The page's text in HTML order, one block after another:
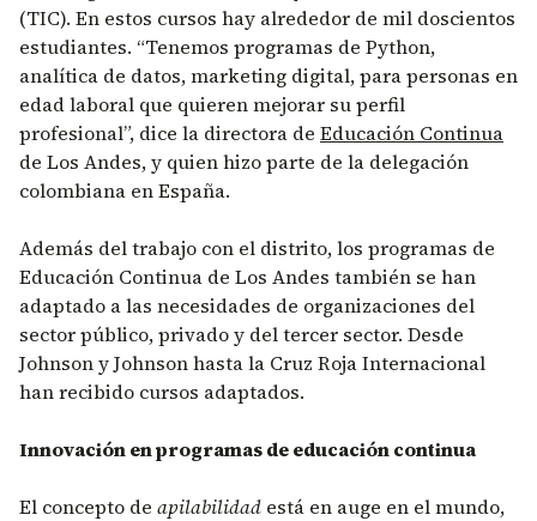
(TIC). En estos cursos hay alrededor de mil doscientos
estudiantes. “Tenemos programas de Python,
analítica de datos, marketing digital, para personas en
edad laboral que quieren mejorar su perfil
profesional”, dice la directora de Educación Continua
de Los Andes, y quien hizo parte de la delegación
colombiana en España.
Además del trabajo con el distrito, los programas de
Educación Continua de Los Andes también se han
adaptado a las necesidades de organizaciones del
sector público, privado y del tercer sector. Desde
Johnson y Johnson hasta la Cruz Roja Internacional
han recibido cursos adaptados.
Innovación en programas de educación continua
El concepto de apilabilidad está en auge en el mundo,